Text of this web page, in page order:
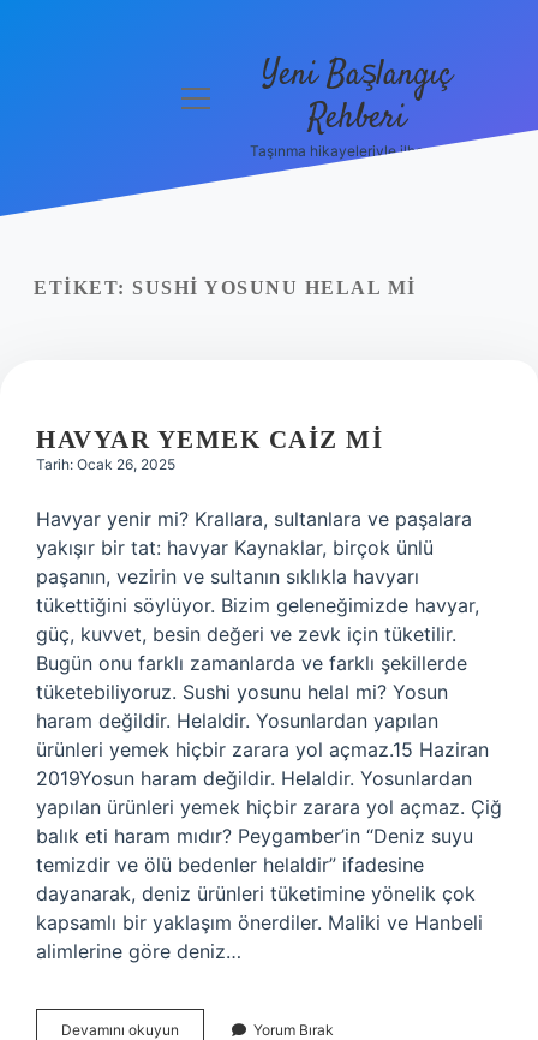
Politikası
menüyü
Yeni Başlangıç
Rehberi
Taşınma hikayeleriyle ilham bul!
ETIKET: SUSHI YOSUNU HELAL MI
HAVYAR YEMEK CAIZ MI
Tarih: Ocak 26, 2025
Havyar yenir mi? Krallara, sultanlara ve paşalara
yakışır bir tat: havyar Kaynaklar, birçok ünlü
paşanın, vezirin ve sultanın sıklıkla havyarı
tükettiğini söylüyor. Bizim geleneğimizde havyar,
güç, kuvvet, besin değeri ve zevk için tüketilir.
Bugün onu farklı zamanlarda ve farklı şekillerde
tüketebiliyoruz. Sushi yosunu helal mi? Yosun
haram değildir. Helaldir. Yosunlardan yapılan
ürünleri yemek hiçbir zarara yol açmaz.15 Haziran
2019Yosun haram değildir. Helaldir. Yosunlardan
yapılan ürünleri yemek hiçbir zarara yol açmaz. Çiğ
balık eti haram mıdır? Peygamber’in “Deniz suyu
temizdir ve ölü bedenler helaldir” ifadesine
dayanarak, deniz ürünleri tüketimine yönelik çok
kapsamlı bir yaklaşım önerdiler. Maliki ve Hanbeli
alimlerine göre deniz…
Devamını okuyun Yorum Bırak